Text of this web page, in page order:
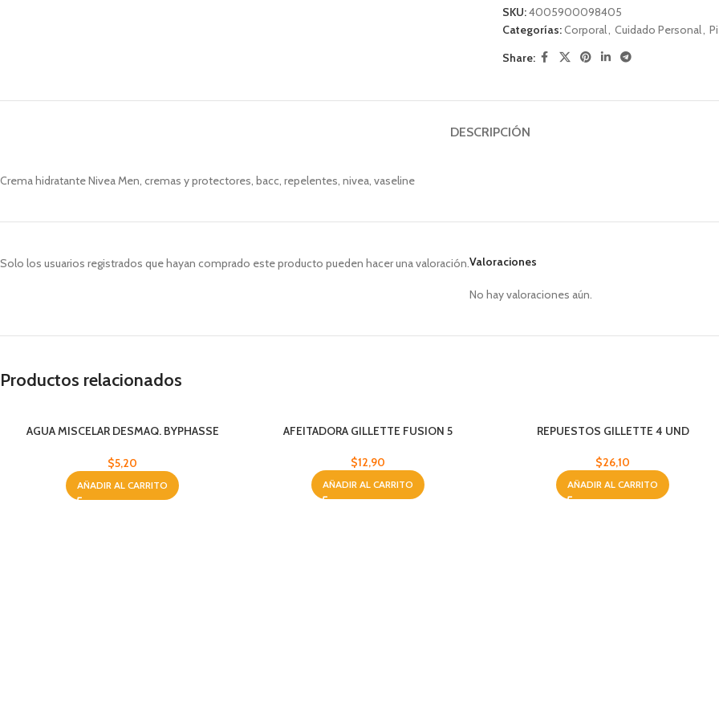
SKU:4005900098405
Categorías:Corporal, Cuidado Personal,
Share:
DESCRIPCIÓN
Crema hidratante Nivea Men, cremas y protectores, bacc, repelentes, nivea, vaseline
Valoraciones
No hay valoraciones aún.
Solo los usuarios registrados que hayan comprado este producto pueden hacer una valoración.
Productos relacionados
AGUA MISCELAR DESMAQ. BYPHASSE
$5,20
AÑADIR AL CARRITO
AFEITADORA GILLETTE FUSION 5
$12,90
AÑADIR AL CARRITO
REPUESTOS GILLETTE 4 UND
$26,10
AÑADIR AL CARRITO